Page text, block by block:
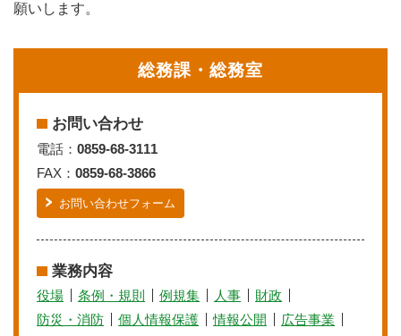
願いします。
総務課・総務室
お問い合わせ
電話： 0859-68-3111
FAX： 0859-68-3866
お問い合わせフォーム
業務内容
役場 条例・規則 例規集 人事
財政
防災・消防
個人情報保護 情報公開
広告事業